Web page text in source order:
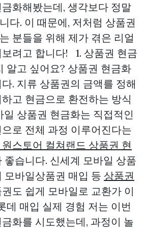
화해봤는데, 생각보다 정말
다. 이 때문에, 저처럼 상품권
분들을 위해 제가 겪은 리얼
려고 합니다! 1. 상품권 현금
알고 싶어요? 상품권 현금화
. 지류 상품권의 금액를 정해
고 현금으로 환전하는 방식
일 상품권 현금화는 직접적인
로 전체 과정 이루어진다는
스토어 컬쳐랜드 상품권 현
좋습니다. 신세계 모바일 상품
모바일상품권 매입 등 상품권
도 쉽게 모바일로 교환가 이
데 매입 실제 경험 저는 이번
화를 시도했는데, 과정이 놀